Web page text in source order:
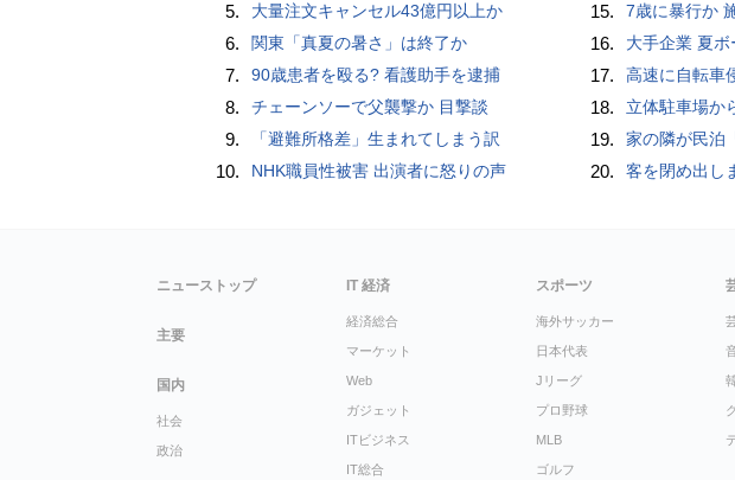
5. 大量注文キャンセル43億円以上か
6. 関東「真夏の暑さ」は終了か
7. 90歳患者を殴る? 看護助手を逮捕
8. チェーンソーで父襲撃か 目撃談
9. 「避難所格差」生まれてしまう訳
10. NHK職員性被害 出演者に怒りの声
15. 7歳に暴行か
16. 大手企業 夏
17. 高速に自転車
18. 立体駐車場か
19. 家の隣が民泊
20. 客を閉め出し
ニューストップ
主要
国内
社会
政治
IT 経済
経済総合
マーケット
Web
ガジェット
ITビジネス
IT総合
スポーツ
海外サッカー
日本代表
Jリーグ
プロ野球
MLB
ゴルフ